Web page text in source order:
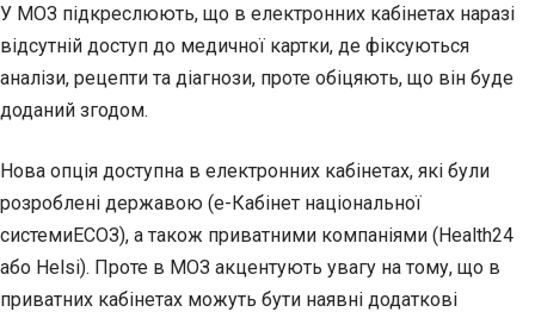
У МОЗ підкреслюють, що в електронних кабінетах наразі
відсутній доступ до медичної картки, де фіксуються
аналізи, рецепти та діагнози, проте обіцяють, що він буде
доданий згодом.
Нова опція доступна в електронних кабінетах, які були
розроблені державою (е-Кабінет національної
системиЕСОЗ), а також приватними компаніями (Health24
або Helsi). Проте в МОЗ акцентують увагу на тому, що в
приватних кабінетах можуть бути наявні додаткові